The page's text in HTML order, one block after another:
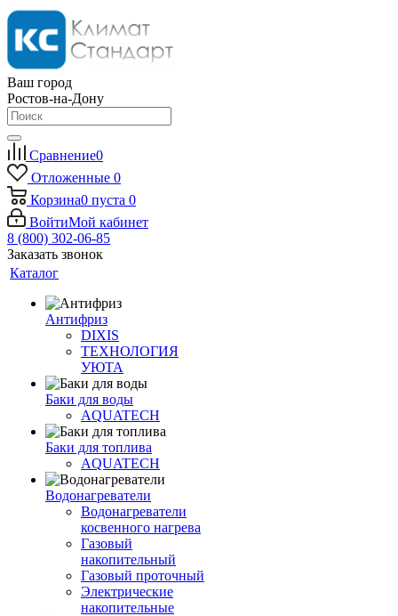
Ваш город
Ростов-на-Дону
Сравнение0
Отложенные 0
Корзина0 пуста 0
ВойтиМой кабинет
8 (800) 302-06-85
Заказать звонок
Каталог
Антифриз
DIXIS
ТЕХНОЛОГИЯ
УЮТА
Баки для воды
AQUATECH
Баки для топлива
AQUATECH
Водонагреватели
Водонагреватели
косвенного нагрева
Газовый
накопительный
Газовый проточный
Электрические
накопительные